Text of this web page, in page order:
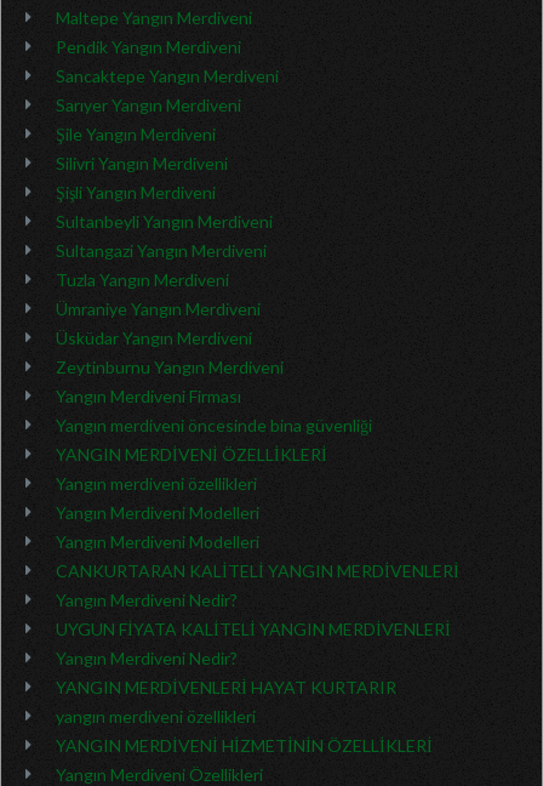
Maltepe Yangın Merdiveni
Pendik Yangın Merdiveni
Sancaktepe Yangın Merdiveni
Sarıyer Yangın Merdiveni
Şile Yangın Merdiveni
Silivri Yangın Merdiveni
Şişli Yangın Merdiveni
Sultanbeyli Yangın Merdiveni
Sultangazi Yangın Merdiveni
Tuzla Yangın Merdiveni
Ümraniye Yangın Merdiveni
Üsküdar Yangın Merdiveni
Zeytinburnu Yangın Merdiveni
Yangın Merdiveni Firması
Yangın merdiveni öncesinde bina güvenliği
YANGIN MERDİVENİ ÖZELLİKLERİ
Yangın merdiveni özellikleri
Yangın Merdiveni Modelleri
Yangın Merdiveni Modelleri
CANKURTARAN KALİTELİ YANGIN MERDİVENLERİ
Yangın Merdiveni Nedir?
UYGUN FİYATA KALİTELİ YANGIN MERDİVENLERİ
Yangın Merdiveni Nedir?
YANGIN MERDİVENLERİ HAYAT KURTARIR
yangın merdiveni özellikleri
YANGIN MERDİVENİ HİZMETİNİN ÖZELLİKLERİ
Yangın Merdiveni Özellikleri